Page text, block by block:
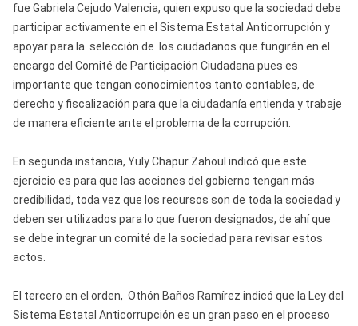
fue Gabriela Cejudo Valencia, quien expuso que la sociedad debe
participar activamente en el Sistema Estatal Anticorrupción y
apoyar para la selección de los ciudadanos que fungirán en el
encargo del Comité de Participación Ciudadana pues es
importante que tengan conocimientos tanto contables, de
derecho y fiscalización para que la ciudadanía entienda y trabaje
de manera eficiente ante el problema de la corrupción.
En segunda instancia, Yuly Chapur Zahoul indicó que este
ejercicio es para que las acciones del gobierno tengan más
credibilidad, toda vez que los recursos son de toda la sociedad y
deben ser utilizados para lo que fueron designados, de ahí que
se debe integrar un comité de la sociedad para revisar estos
actos.
El tercero en el orden, Othón Baños Ramírez indicó que la Ley del
Sistema Estatal Anticorrupción es un gran paso en el proceso